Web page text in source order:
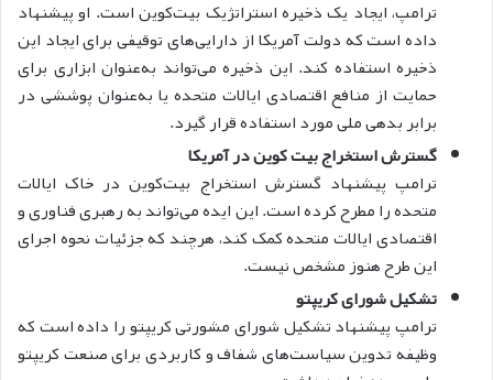
ترامپ، ایجاد یک ذخیره استراتژیک بیت‌کوین است. او پیشنهاد
داده است که دولت آمریکا از دارایی‌های توقیفی برای ایجاد این
ذخیره استفاده کند. این ذخیره می‌تواند به‌عنوان ابزاری برای
حمایت از منافع اقتصادی ایالات متحده یا به‌عنوان پوششی در
برابر بدهی ملی مورد استفاده قرار گیرد.
گسترش استخراج بیت کوین در آمریکا
ترامپ پیشنهاد گسترش استخراج بیت‌کوین در خاک ایالات
متحده را مطرح کرده است. این ایده می‌تواند به رهبری فناوری و
اقتصادی ایالات متحده کمک کند، هرچند که جزئیات نحوه اجرای
این طرح هنوز مشخص نیست.
تشکیل شورای کریپتو
ترامپ پیشنهاد تشکیل شورای مشورتی کر‌یپتو را داده است که
وظیفه تدوین سیاست‌های شفاف و کاربردی برای صنعت کر‌یپتو